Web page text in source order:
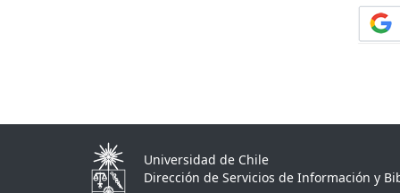
Universidad de Chile
Dirección de Servicios de Información y